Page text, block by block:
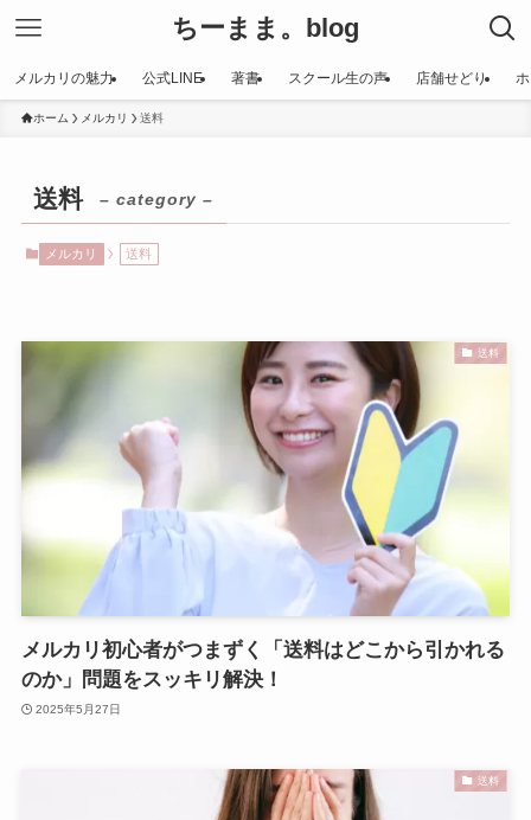
ちーまま。blog
メルカリの魅力 公式LINE 著書 スクール生の声 店舗せどり
ホーム メルカリ 送料
送料 – category –
メルカリ 送料
送料
メルカリ初心者がつまずく「送料はどこから引かれる
のか」問題をスッキリ解決！
2025年5月27日
送料